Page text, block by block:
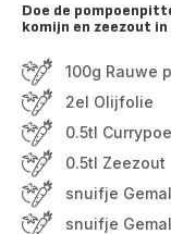
Doe de
komijn en zeezout
100g Rauwe
2el Olijfolie
0.5tl
0.5tl Zeezout
snuifje
snuifje